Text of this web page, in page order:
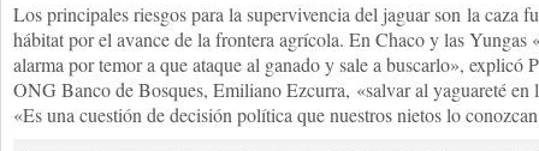
Los principales riesgos para la supervivencia del jaguar son la caza
hábitat por el avance de la frontera agrícola. En Chaco y las Yungas
alarma por temor a que ataque al ganado y sale a buscarlo», explicó
ONG Banco de Bosques, Emiliano Ezcurra, «salvar al yaguareté
«Es una cuestión de decisión política que nuestros nietos lo